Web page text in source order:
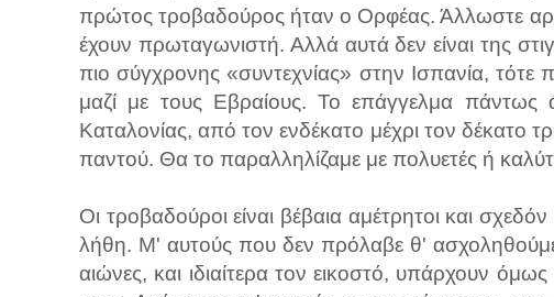
πρώτος τροβαδούρος ήταν ο Ορφέας. Άλλωστε
έχουν πρωταγωνιστή. Αλλά αυτά δεν είναι της
πιο σύγχρονης «συντεχνίας» στην Ισπανία, τότε
μαζί με τους Εβραίους. Το επάγγελμα
Καταλονίας, από τον ενδέκατο μέχρι τον δέκατο
παντού. Θα το παραλληλίζαμε με πολυετές ή
Οι τροβαδούροι είναι βέβαια αμέτρητοι και
λήθη. Μ' αυτούς που δεν πρόλαβε θ'
αιώνες, και ιδιαίτερα τον εικοστό, υπάρχουν